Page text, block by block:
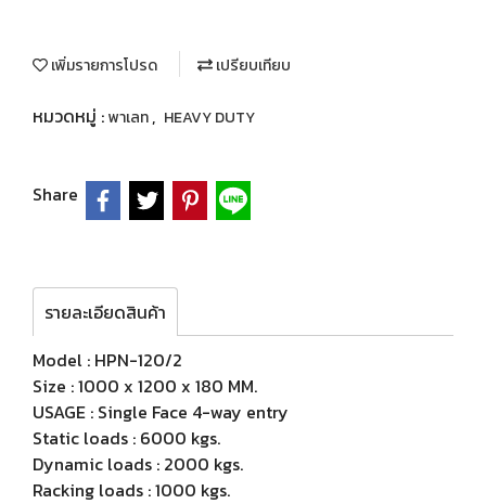
เพิ่มรายการโปรด เปรียบเทียบ
หมวดหมู่ :พาเลท, HEAVY DUTY
Share
รายละเอียดสินค้า
Model : HPN-120/2
Size : 1000 x 1200 x 180 MM.
USAGE : Single Face 4-way entry
Static loads : 6000 kgs.
Dynamic loads : 2000 kgs.
Racking loads : 1000 kgs.